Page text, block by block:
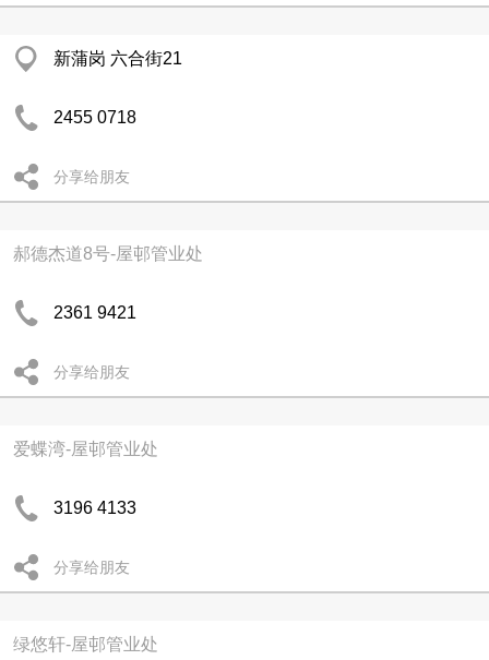
新蒲岗 六合街21
2455 0718
分享给朋友
郝德杰道8号-屋邨管业处
2361 9421
分享给朋友
爱蝶湾-屋邨管业处
3196 4133
分享给朋友
绿悠轩-屋邨管业处